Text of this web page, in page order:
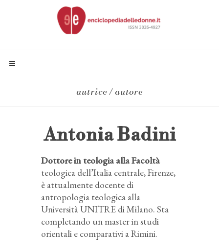
autrice / autore
Antonia Badini
Dottore in teologia alla Facoltà
teologica dell’Italia centrale, Firenze,
è attualmente docente di
antropologia teologica alla
Università UNITRE di Milano. Sta
completando un master in studi
orientali e comparativi a Rimini.